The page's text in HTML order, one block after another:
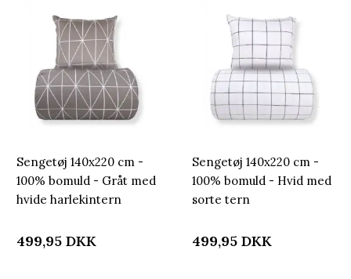
Sengetøj 140x220 cm -
100% bomuld - Gråt med
hvide harlekintern
499,95 DKK
Sengetøj 140x220 cm -
100% bomuld - Hvid med
sorte tern
499,95 DKK